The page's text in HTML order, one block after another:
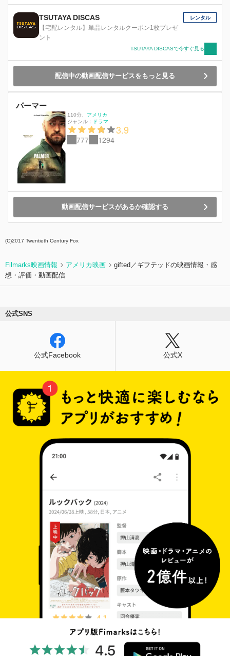
TSUTAYA DISCAS
【宅配レンタル】単品レンタルクーポン1枚プレゼ
ント
レンタル
TSUTAYA DISCASで今すぐ見る
配信中の動画配信サービスをもっと見る
パーマー
110分
アメリカ
ジャンル：
ドラマ
3.9
777 1294
動画配信サービスがあるか確認する
(C)2017 Twentieth Century Fox
Filmarks映画情報 アメリカ映画
gifted／ギフテッドの映画情報・感
想・評価・動画配信
公式SNS
公式Facebook 公式X